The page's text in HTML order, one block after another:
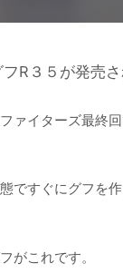
R３５が発売さ
ァイターズ最終
ですぐにグフを
がこれです。